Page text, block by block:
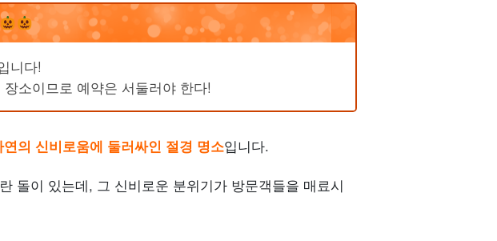
니다!
소이므로 예약은 서둘러야 한다!
연의 신비로움에 둘러싸인 절경 명소입니다.
돌이 있는데, 그 신비로운 분위기가 방문객들을 매료시